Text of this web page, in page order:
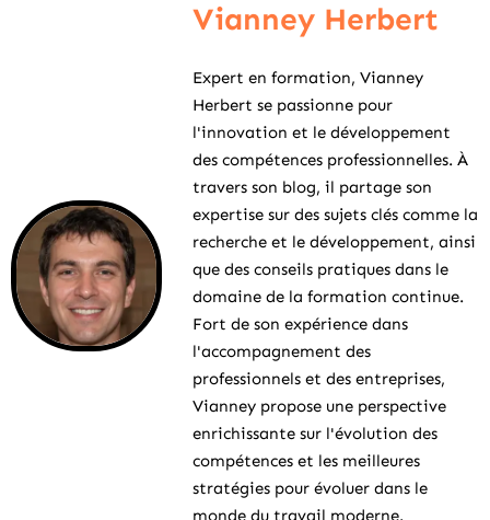
Vianney Herbert
Expert en formation, Vianney
Herbert se passionne pour
l'innovation et le développement
des compétences professionnelles. À
travers son blog, il partage son
expertise sur des sujets clés comme la
recherche et le développement, ainsi
que des conseils pratiques dans le
domaine de la formation continue.
Fort de son expérience dans
l'accompagnement des
professionnels et des entreprises,
Vianney propose une perspective
enrichissante sur l'évolution des
compétences et les meilleures
stratégies pour évoluer dans le
monde du travail moderne.